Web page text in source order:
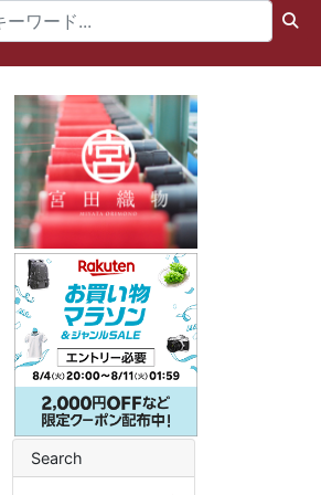
Search